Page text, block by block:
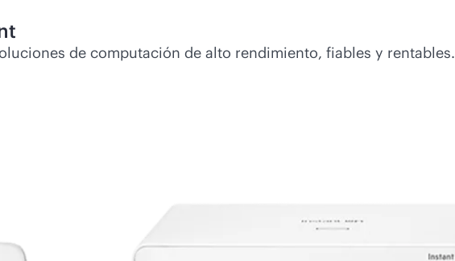
de computación de alto rendimiento, fiables y rentables.